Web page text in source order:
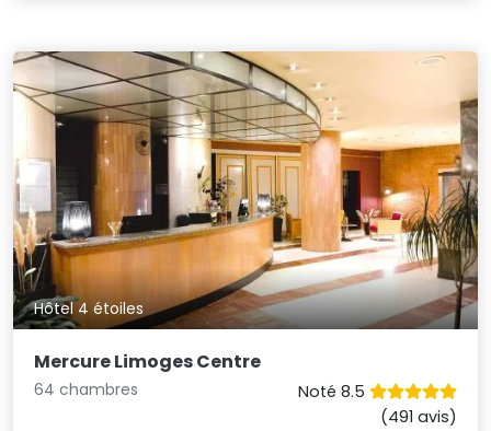
Hôtel 4 étoiles
Mercure Limoges Centre
64 chambres
Noté 8.5
(491 avis)